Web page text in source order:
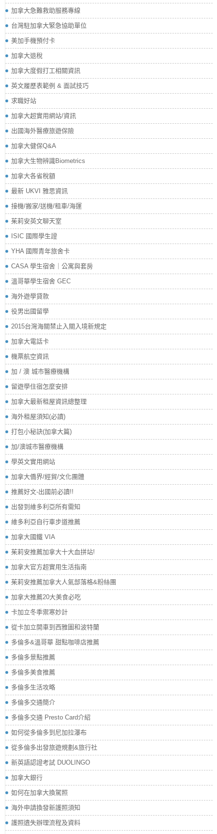
加拿大急難救助服務專線
台灣駐加拿大緊急協助單位
美加手機預付卡
加拿大退稅
加拿大度假打工相關資訊
英文履歷表範例 & 面試技巧
求職好站
加拿大超實用網站/資訊
出國海外醫療旅遊保險
加拿大健保Q&A
加拿大生物辨識Biometrics
加拿大各省稅額
最新 UKVI 雅思資訊
接機/搬家/送機/租車/海運
茱莉安英文聊天室
ISIC 國際學生證
YHA 國際青年旅舍卡
CASA 學生宿舍｜公寓與套房
溫哥華學生宿舍 GEC
海外遊學貸款
役男出國留學
2015台灣海關禁止入關入境新規定
加拿大電話卡
機票航空資訊
加 / 澳 城市醫療機構
留遊學住宿怎麼安排
加拿大最新租屋資訊總整理
海外租屋須知(必讀)
打包小秘訣(加拿大篇)
加/澳城市醫療機構
學英文實用網站
加拿大僑界/經貿/文化團體
推薦好文-出國前必讀!!
出發到維多利亞所有需知
維多利亞自行車步道推薦
加拿大國鐵 VIA
茱莉安推薦加拿大十大血拼站!
加拿大官方超實用生活指南
茱莉安推薦加拿大人氣部落格&粉絲團
加拿大推薦20大美食必吃
卡加立冬季禦寒妙計
從卡加立開車到西雅圖和波特蘭
多倫多&溫哥華 甜點咖啡店推薦
多倫多景點推薦
多倫多美食推薦
多倫多生活攻略
多倫多交通簡介
多倫多交通 Presto Card介紹
如何從多倫多到尼加拉瀑布
從多倫多出發旅遊規劃&旅行社
新英語認證考試 DUOLINGO
加拿大銀行
如何在加拿大換駕照
海外申請換發新護照須知
護照遺失辦理流程及資料